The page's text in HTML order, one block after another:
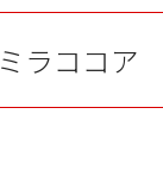
ミラココア